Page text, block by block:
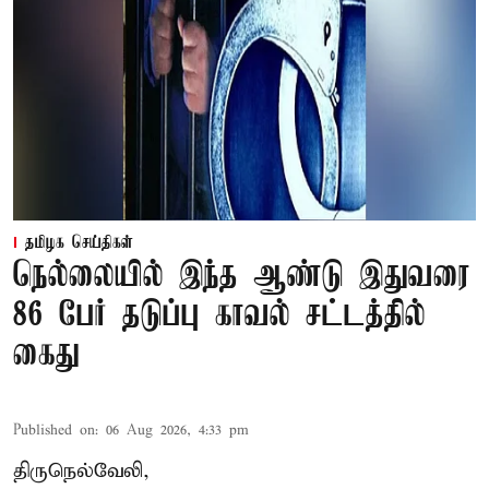
தமிழக செய்திகள்
நெல்லையில் இந்த ஆண்டு இதுவரை
86 பேர் தடுப்பு காவல் சட்டத்தில்
கைது
Published on: 06 Aug 2026, 4:33 pm
திருநெல்வேலி,